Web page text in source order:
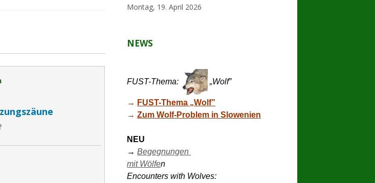
Sidebar
Montag, 19. April 2026
NEWS
FUST-Thema: „Wolf”
→ FUST-Thema „Wolf”
→ Zum Wolf-Problem in Slowenien
NEU
→ Begegnungen
mit Wölfen
Encounters with Wolves: